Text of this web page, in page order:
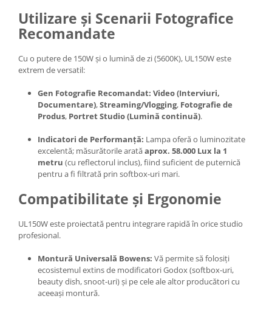
Utilizare și Scenarii Fotografice
Recomandate
Cu o putere de 150W și o lumină de zi (5600K), UL150W este
extrem de versatil:
Gen Fotografie Recomandat: Video (Interviuri,
Documentare),Streaming/Vlogging, Fotografie de
Produs, Portret Studio (Lumină continuă).
Indicatori de Performanță: Lampa oferă o luminozitate
excelentă; măsurătorile aratăaprox. 58.000 Lux la 1
metru (cu reflectorul inclus), fiind suficient de puternică
pentru a fi filtrată prin softbox-uri mari.
Compatibilitate și Ergonomie
UL150W este proiectată pentru integrare rapidă în orice studio
profesional.
Montură Universală Bowens: Vă permite să folosiți
ecosistemul extins de modificatori Godox (softbox-uri,
beauty dish, snoot-uri) și pe cele ale altor producători cu
aceeași montură.